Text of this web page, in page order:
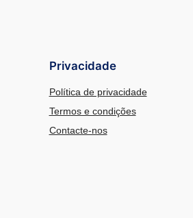
Privacidade
Política de privacidade
Termos e condições
Contacte-nos